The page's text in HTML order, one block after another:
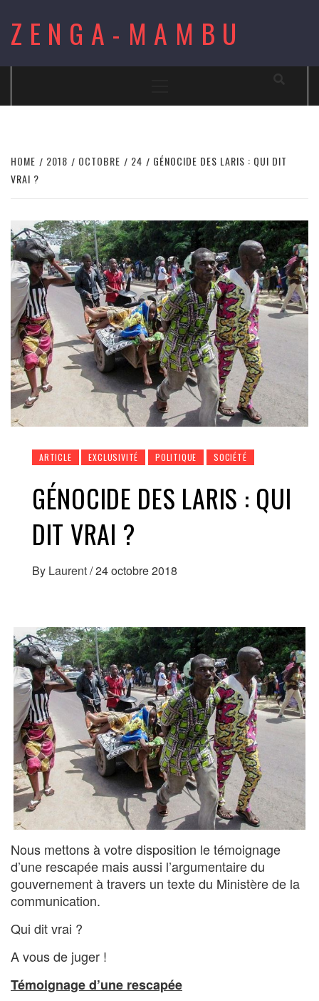
content
ZENGA-MAMBU
HOME 2018 OCTOBRE 24
GÉNOCIDE DES LARIS : QUI DIT
VRAI ?
ARTICLE EXCLUSIVITÉ POLITIQUE SOCIÉTÉ
GÉNOCIDE DES LARIS : QUI
DIT VRAI ?
By Laurent/24 octobre 2018
Nous mettons à votre disposition le témoignage
d’une rescapée mais aussi l’argumentaire du
gouvernement à travers un texte du Ministère de la
communication.
Qui dit vrai ?
A vous de juger !
Témoignage d’une rescapée